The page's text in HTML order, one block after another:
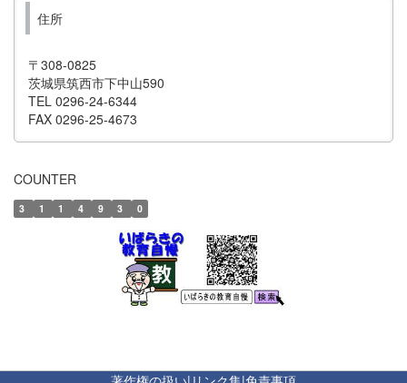
住所
〒308-0825
茨城県筑西市下中山590
TEL 0296-24-6344
FAX 0296-25-4673
COUNTER
3 1 1 4 9 3 0